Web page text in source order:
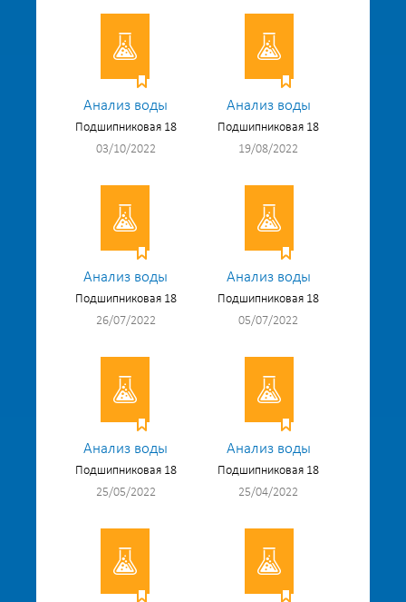
Анализ воды
Подшипниковая 18
03/10/2022
Анализ воды
Подшипниковая 18
19/08/2022
Анализ воды
Подшипниковая 18
26/07/2022
Анализ воды
Подшипниковая 18
05/07/2022
Анализ воды
Подшипниковая 18
25/05/2022
Анализ воды
Подшипниковая 18
25/04/2022